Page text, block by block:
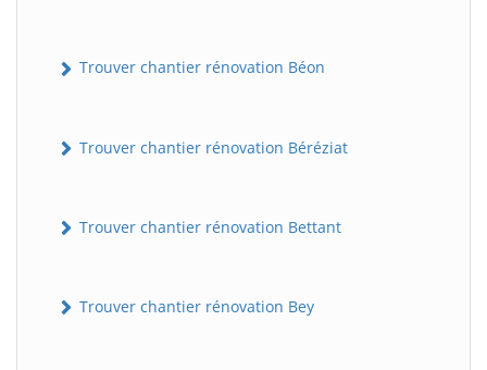
Trouver chantier rénovation Béon
Trouver chantier rénovation Béréziat
Trouver chantier rénovation Bettant
Trouver chantier rénovation Bey